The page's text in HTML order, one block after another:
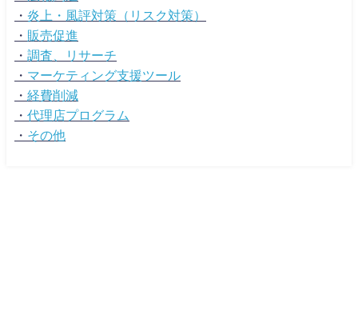
・ 炎上・風評対策（リスク対策）
・ 販売促進
・ 調査、リサーチ
・ マーケティング支援ツール
・ 経費削減
・ 代理店プログラム
・ その他